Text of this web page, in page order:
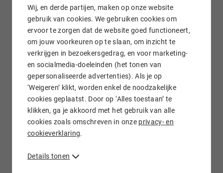
Wij, en derde partijen, maken op onze website
gebruik van cookies. We gebruiken cookies om
ervoor te zorgen dat de website goed functioneert,
om jouw voorkeuren op te slaan, om inzicht te
verkrijgen in bezoekersgedrag, en voor marketing-
en socialmedia-doeleinden (het tonen van
gepersonaliseerde advertenties). Als je op
‘Weigeren’ klikt, worden enkel de noodzakelijke
cookies geplaatst. Door op ‘Alles toestaan’ te
klikken, ga je akkoord met het gebruik van alle
cookies zoals omschreven in onze privacy- en
cookieverklaring.
Details tonen
direct online.
Meer informatie over .net domeinnamen
Bijna net zo populair als .com: .net
domeinnaam
.NET als generieke top level domein
Hostnet als reseller van OpenSRS -